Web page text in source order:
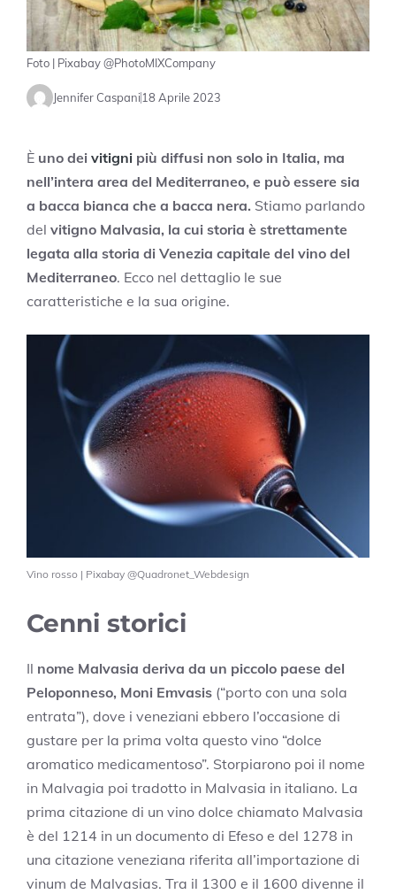
Foto | Pixabay @PhotoMIXCompany
Jennifer Caspani18 Aprile 2023
È uno dei vitigni più diffusi non solo in Italia, ma
nell’intera area del Mediterraneo, e può essere sia
a bacca bianca che a bacca nera. Stiamo parlando
del vitigno Malvasia, la cui storia è strettamente
legata alla storia di Venezia capitale del vino del
Mediterraneo. Ecco nel dettaglio le sue
caratteristiche e la sua origine.
Vino rosso | Pixabay @Quadronet_Webdesign
Cenni storici
Il nome Malvasia deriva da un piccolo paese del
Peloponneso, Moni Emvasis (“porto con una sola
entrata”), dove i veneziani ebbero l’occasione di
gustare per la prima volta questo vino “dolce
aromatico medicamentoso”. Storpiarono poi il nome
in Malvagia poi tradotto in Malvasia in italiano. La
prima citazione di un vino dolce chiamato Malvasia
è del 1214 in un documento di Efeso e del 1278 in
una citazione veneziana riferita all’importazione di
vinum de Malvasias. Tra il 1300 e il 1600 divenne il